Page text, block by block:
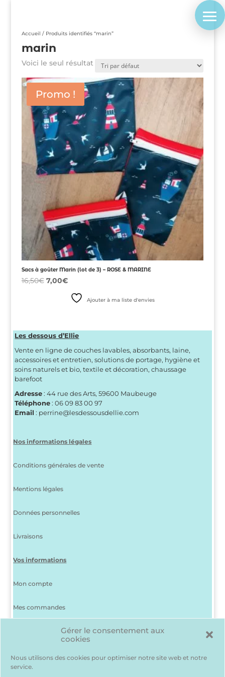
Gérer le consentement aux
cookies
Nous utilisons des cookies pour optimiser notre site web et notre
service.
Accueil / Produits identifiés “marin”
marin
Voici le seul résultat
Promo !
Sacs à goûter Marin (lot de 3) – ROSE & MARINE
16,50€ Le
7,00€Le
prix
actuelAjouter à ma liste d'envies
Les dessous d’Ellie
Vente en ligne de couches lavables, absorbants, laine,
accessoires et entretien, solutions de portage, hygiène et
soins naturels et bio, textile et décoration, chaussage
barefoot
Adresse: 44 rue des Arts, 59600 Maubeuge
Téléphone: 06 09 83 00 97
Email : perrine@lesdessousdellie.com
Nos informations légales
Conditions générales de vente
Mentions légales
Données personnelles
Livraisons
Vos informations
Mon compte
Mes commandes
J’ai perdu mon mot de passe
Déconnexion